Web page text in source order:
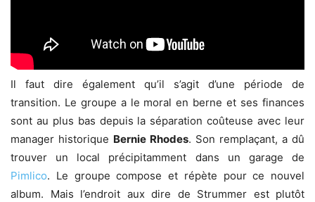
Il faut dire également qu’il s’agit d’une période de
transition. Le groupe a le moral en berne et ses finances
sont au plus bas depuis la séparation coûteuse avec leur
manager historique Bernie Rhodes. Son remplaçant, a dû
trouver un local précipitamment dans un garage de
Pimlico. Le groupe compose et répète pour ce nouvel
album. Mais l’endroit aux dire de Strummer est plutôt